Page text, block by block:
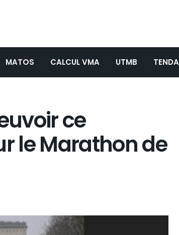
MATOS CALCUL VMA UTMB
ce
le Marathon de